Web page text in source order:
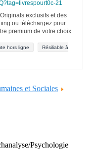
21
exclusifs et des
ou téléchargez pour
premium de votre choix
hors ligne
Résiliable à
et Sociales
Psychologie